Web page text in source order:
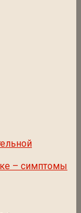
– симптомы